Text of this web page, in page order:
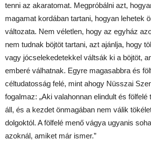
tenni az akaratomat. Megpróbálni azt,
magamat kordában tartani, hogyan lehetek
változata. Nem véletlen, hogy az egyház
nem tudnak böjtöt tartani, azt ajánlja, hogy
vagy jócselekedetekkel váltsák ki a böjtöt,
emberé válhatnak. Egyre magasabbra és
céltudatosság felé, mint ahogy Nüsszai
fogalmaz: „Aki valahonnan elindult és fölfelé
áll, és a kezdet önmagában nem válik
dolgoktól. A fölfelé menő vágya ugyanis
azoknál, amiket már ismer.”